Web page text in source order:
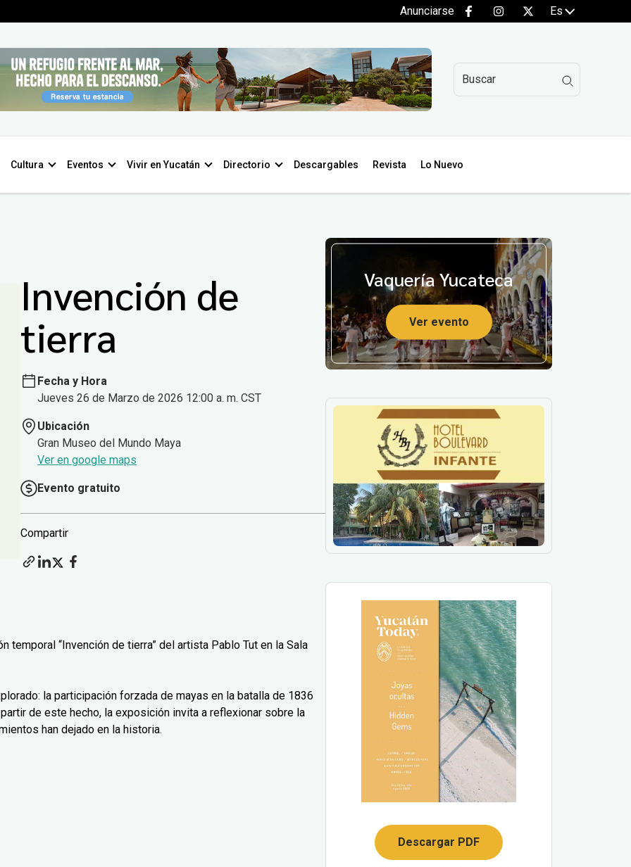
Anunciarse Es
Cultura Eventos Vivir en Yucatán Directorio Descargables Revista Lo Nuevo
Invención de
tierra
Fecha y Hora
Jueves 26 de Marzo de 2026 12:00 a. m. CST
Ubicación
Gran Museo del Mundo Maya
Ver en google maps
Evento gratuito
Compartir
“Invención de tierra” del artista Pablo Tut en la Sala
la participación forzada de mayas en la batalla de 1836
de este hecho, la exposición invita a reflexionar sobre la
han dejado en la historia.
Vaquería Yucateca
Ver evento
Descargar PDF